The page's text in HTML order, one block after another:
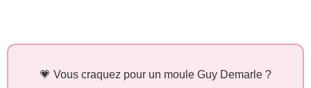
💗 Vous craquez pour un moule Guy Demarle ?